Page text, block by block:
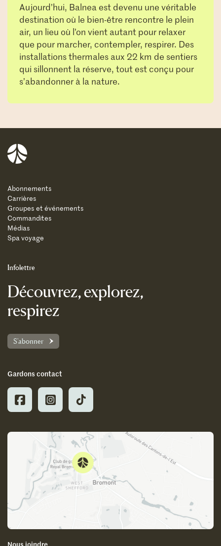
Aujourd’hui, Balnea est devenu une véritable
destination où le bien-être rencontre le plein
air, un lieu où l’on vient autant pour relaxer
que pour marcher, contempler, respirer. Des
installations thermales aux 22 km de sentiers
qui sillonnent la réserve, tout est conçu pour
s’abandonner à la nature.
Balnea
Infolettre
Découvrez, explorez,
respirez
S'abonner
Gardons contact
Abonnements
Carrières
Groupes et événements
Commandites
Médias
Spa voyage